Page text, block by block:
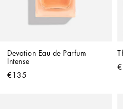
Devotion Eau de Parfum
Intense
€135